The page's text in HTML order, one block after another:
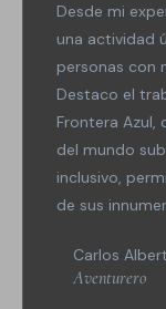
Desde mi
una actividad
personas con
Destaco el
Frontera Azul,
del mundo
inclusivo,
de sus
Carlos
Aventurero